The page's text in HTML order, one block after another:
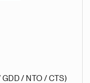
GDD / NTO / CTS)